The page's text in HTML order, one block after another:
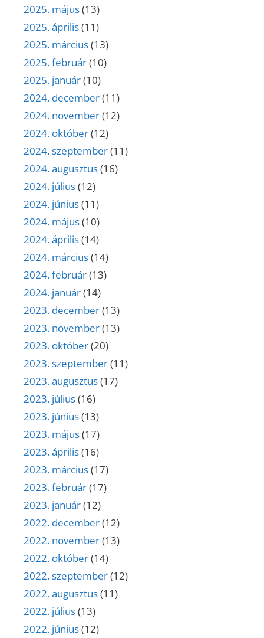
2025. május(13)
2025. április(11)
2025. március(13)
2025. február(10)
2025. január(10)
2024. december(11)
2024. november(12)
2024. október(12)
2024. szeptember(11)
2024. augusztus(16)
2024. július(12)
2024. június(11)
2024. május(10)
2024. április(14)
2024. március(14)
2024. február(13)
2024. január(14)
2023. december(13)
2023. november(13)
2023. október(20)
2023. szeptember(11)
2023. augusztus(17)
2023. július(16)
2023. június(13)
2023. május(17)
2023. április(16)
2023. március(17)
2023. február(17)
2023. január(12)
2022. december(12)
2022. november(13)
2022. október(14)
2022. szeptember(12)
2022. augusztus(11)
2022. július(13)
2022. június(12)